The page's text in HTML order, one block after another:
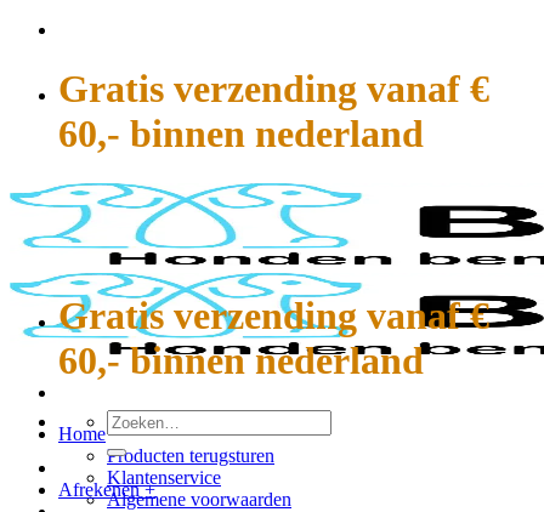
Gratis verzending vanaf €
60,- binnen nederland
Home
Producten terugsturen
Klantenservice
Algemene voorwaarden
Gratis verzending vanaf €
60,- binnen nederland
Zoeken
naar:
Afrekenen +